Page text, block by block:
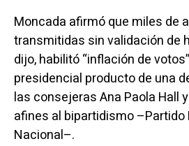
Moncada afirmó que miles de
transmitidas sin validación de
dijo, habilitó “inflación de
presidencial producto de una
las consejeras Ana Paola Hall
afines al bipartidismo –Partido
Nacional–.